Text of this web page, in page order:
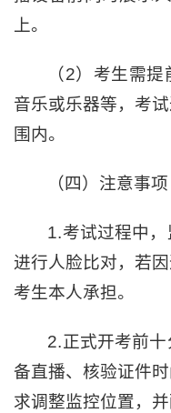
上。
（2）考生需
音乐或乐器等，考
围内。
（四）注意事项
1.考试过程中
进行人脸比对，若
考生本人承担。
2.正式开考前
备直播、核验证件
求调整监控位置，